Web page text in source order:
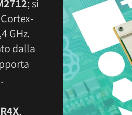
; si
GHz.
dalla
,